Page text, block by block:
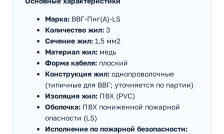
Марка: ВВГ-Пнг(А)-LS
Количество жил: 3
Сечение жил: 1,5 мм2
Материал жил: медь
Форма кабеля: плоский
Конструкция жил: однопроволочные
(типичные для ВВГ; уточняется по партии)
Изоляция жил: ПВХ (PVC)
Оболочка: ПВХ пониженной пожарной
опасности (LS)
Исполнение по пожарной безопасности: